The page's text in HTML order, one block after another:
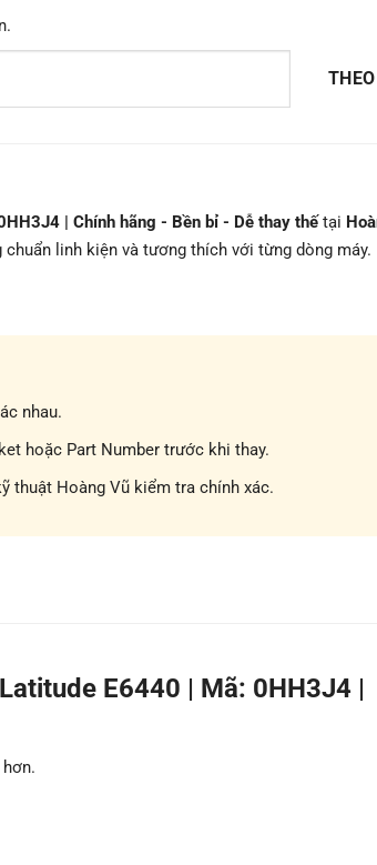
THEO
| Chính hãng - Bền bỉ - Dễ thay thếtại
linh kiện và tương thích với từng dòng máy.
nhau.
hoặc Part Number trước khi thay.
thuật Hoàng Vũ kiểm tra chính xác.
E6440 | Mã: 0HH3J4 |